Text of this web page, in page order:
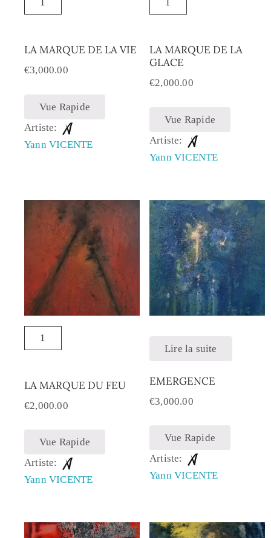
LA MARQUE DE LA VIE
€3,000.00
Vue Rapide
Artiste:
Yann VICENTE
LA MARQUE DE LA
GLACE
€2,000.00
Vue Rapide
Artiste:
Yann VICENTE
LA MARQUE DU FEU
€2,000.00
Vue Rapide
Artiste:
Yann VICENTE
Lire la suite
EMERGENCE
€3,000.00
Vue Rapide
Artiste:
Yann VICENTE